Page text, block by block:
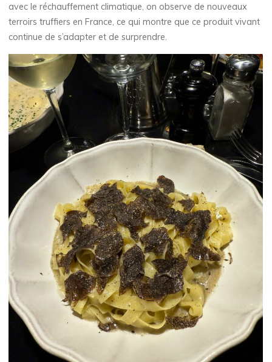
avec le réchauffement climatique, on observe de nouveaux
terroirs truffiers en France, ce qui montre que ce produit vivant
continue de s’adapter et de surprendre.